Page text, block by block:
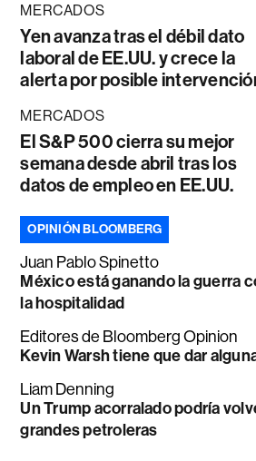
MERCADOS
Yen avanza tras el débil dato
laboral de EE.UU. y crece la
alerta por posible
MERCADOS
El S&P 500 cierra su mejor
semana desde abril tras los
datos de empleo en EE.UU.
OPINIÓN BLOOMBERG
Juan Pablo Spinetto
México está ganando la guerra
la hospitalidad
Editores de Bloomberg Opinion
Kevin Warsh tiene que dar
Liam Denning
Un Trump acorralado podría
grandes petroleras